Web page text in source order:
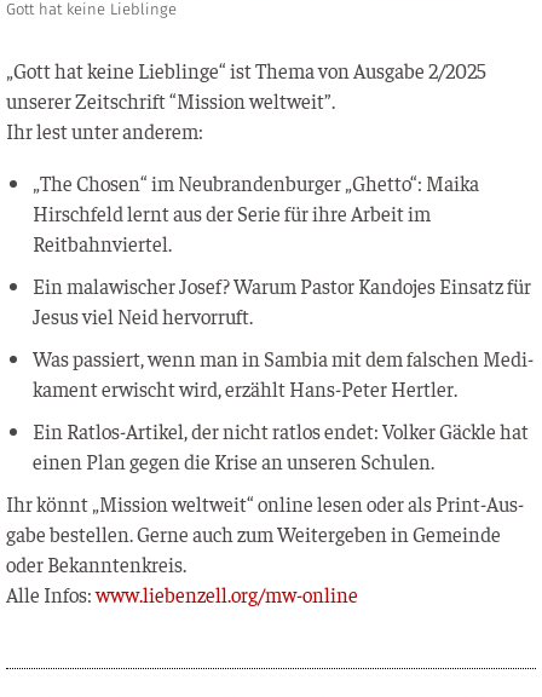
Gott hat keine Lieblinge
„Gott hat kei­ne Lieb­lin­ge“ ist The­ma von Aus­ga­be 2/2025
unse­rer Zeit­schrift “Mis­si­on weltweit”.
Ihr lest unter anderem:
„The Cho­sen“ im Neu­bran­den­bur­ger „Ghet­to“: Mai­ka
Hirsch­feld lernt aus der Serie für ihre Arbeit im
Reitbahnviertel.
Ein mala­wi­scher Josef? War­um Pas­tor Kan­do­jes Ein­satz für
Jesus viel Neid hervorruft.
Was pas­siert, wenn man in Sam­bia mit dem fal­schen Medi­
ka­ment erwischt wird, erzählt Hans-Peter Hertler.
Ein Rat­los-Arti­kel, der nicht rat­los endet: Vol­ker Gäck­le hat
einen Plan gegen die Kri­se an unse­ren Schulen.
Ihr könnt „Mis­si­on welt­weit“ online lesen oder als Print-Aus­
ga­be bestel­len. Ger­ne auch zum Wei­ter­ge­ben in Gemein­de
oder Bekanntenkreis.
Alle Infos:www.liebenzell.org/mw-online